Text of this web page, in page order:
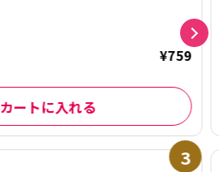
¥759
カートに入れる
3